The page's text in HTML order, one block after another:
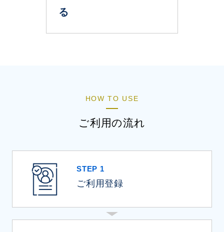
る
HOW TO USE
ご利用の流れ
STEP 1
ご利用登録